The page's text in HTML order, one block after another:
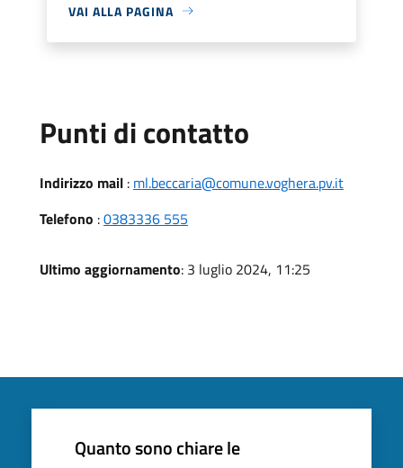
VAI ALLA PAGINA
Punti di contatto
Indirizzo mail : ml.beccaria@comune.voghera.pv.it
Telefono :0383336 555
Ultimo aggiornamento: 3 luglio 2024, 11:25
Quanto sono chiare le